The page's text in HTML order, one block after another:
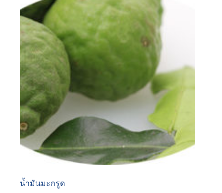
น้ำมันมะกรูด